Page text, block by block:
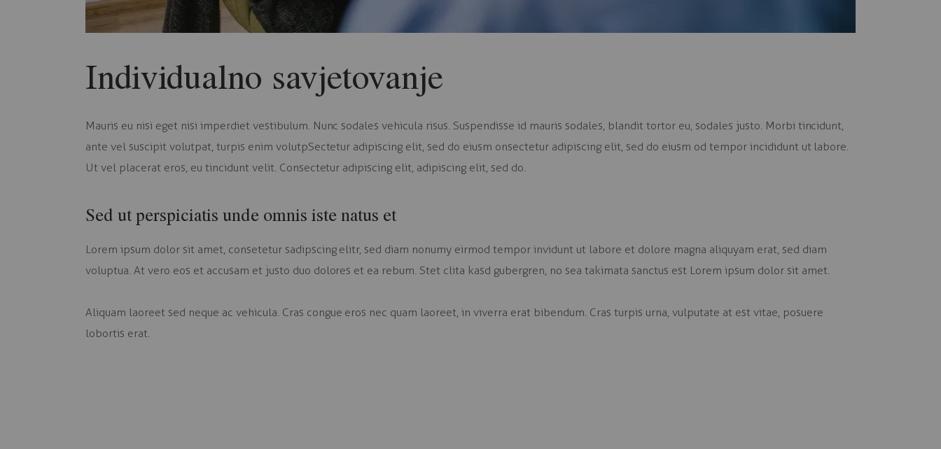
Individualno savjetovanje
Mauris eu nisi eget nisi imperdiet vestibulum. Nunc sodales vehicula risus. Suspendisse id mauris sodales, blandit tortor eu, sodales justo. Morbi tincidunt,
ante vel suscipit volutpat, turpis enim volutpSectetur adipiscing elit, sed do eiusm onsectetur adipiscing elit, sed do eiusm od tempor incididunt ut labore.
Ut vel placerat eros, eu tincidunt velit. Consectetur adipiscing elit, adipiscing elit, sed do.
Sed ut perspiciatis unde omnis iste natus et
Lorem ipsum dolor sit amet, consetetur sadipscing elitr, sed diam nonumy eirmod tempor invidunt ut labore et dolore magna aliquyam erat, sed diam
voluptua. At vero eos et accusam et justo duo dolores et ea rebum. Stet clita kasd gubergren, no sea takimata sanctus est Lorem ipsum dolor sit amet.
Aliquam laoreet sed neque ac vehicula. Cras congue eros nec quam laoreet, in viverra erat bibendum. Cras turpis urna, vulputate at est vitae, posuere
lobortis erat.